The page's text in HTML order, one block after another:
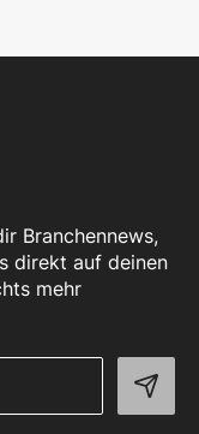
Branchennews,
direkt auf deinen
mehr